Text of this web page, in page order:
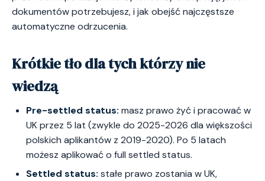
dokumentów potrzebujesz, i jak obejść najczęstsze
automatyczne odrzucenia.
Krótkie tło dla tych którzy nie
wiedzą
Pre-settled status: masz prawo żyć i pracować w
UK przez 5 lat (zwykle do 2025-2026 dla większości
polskich aplikantów z 2019-2020). Po 5 latach
możesz aplikować o full settled status.
Settled status: stałe prawo zostania w UK,